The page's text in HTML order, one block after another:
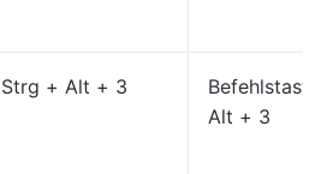
Strg + Alt + 3
Befehlstaste
Alt + 3